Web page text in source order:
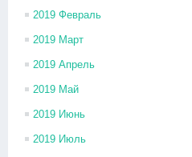
2019 Февраль
2019 Март
2019 Апрель
2019 Май
2019 Июнь
2019 Июль